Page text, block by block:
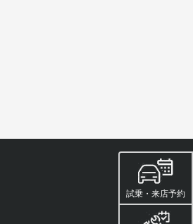
試乗・来店予約